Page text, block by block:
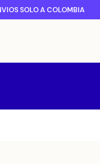
SOLO A COLOMBIA